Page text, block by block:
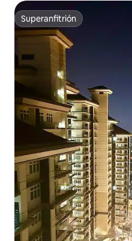
Superanfitrión
Superanfitrión